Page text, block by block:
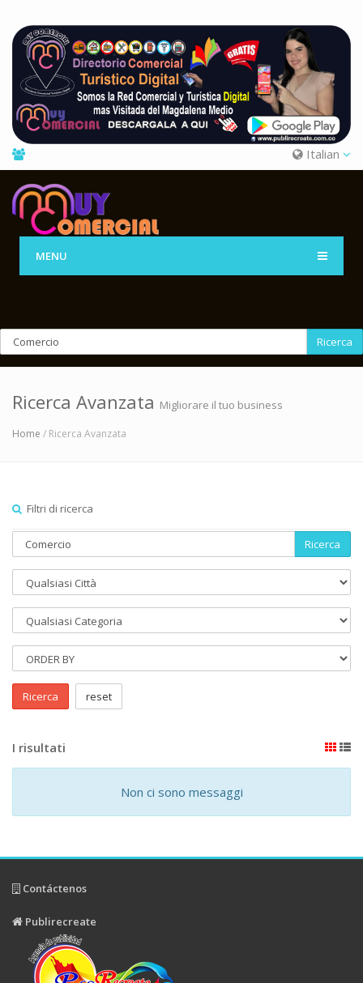
Italian
MENU
Ricerca
Ricerca Avanzata Migliorare il tuo business
Home / Ricerca Avanzata
Filtri di ricerca
Ricerca
Ricerca reset
I risultati
Non ci sono messaggi
Contáctenos
Publirecreate